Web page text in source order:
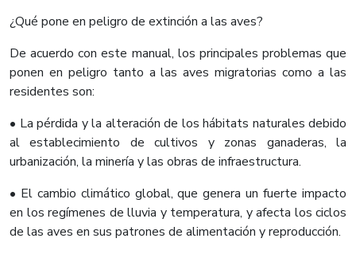
¿Qué pone en peligro de extinción a las aves?
De acuerdo con este manual, los principales problemas que
ponen en peligro tanto a las aves migratorias como a las
residentes son:
• La pérdida y la alteración de los hábitats naturales debido
al establecimiento de cultivos y zonas ganaderas, la
urbanización, la minería y las obras de infraestructura.
• El cambio climático global, que genera un fuerte impacto
en los regímenes de lluvia y temperatura, y afecta los ciclos
de las aves en sus patrones de alimentación y reproducción.